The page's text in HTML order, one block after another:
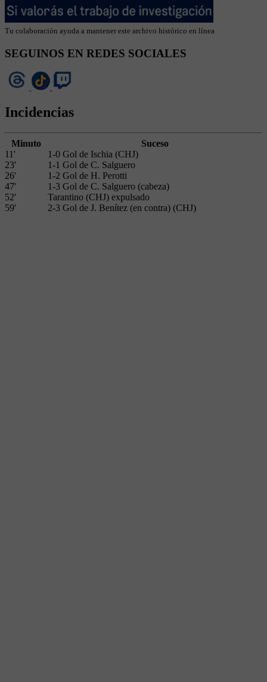
Tu colaboración ayuda a mantener este archivo histórico en línea
SEGUINOS EN REDES SOCIALES
Incidencias
Minuto
Suceso
11'
1-0 Gol de Ischia (CHJ)
23'
1-1 Gol de C. Salguero
26'
1-2 Gol de H. Perotti
47'
1-3 Gol de C. Salguero (cabeza)
52'
Tarantino (CHJ) expulsado
59'
2-3 Gol de J. Benítez (en contra) (CHJ)